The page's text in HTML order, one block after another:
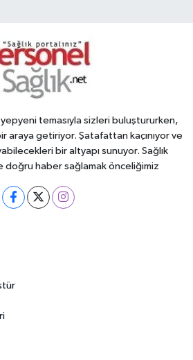
temasıyla sizleri buluştururken,
araya getiriyor. Şatafattan kaçınıyor ve
bir altyapı sunuyor. Sağlık
doğru haber sağlamak önceliğimiz